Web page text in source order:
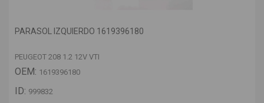
PARASOL IZQUIERDO 1619396180
PEUGEOT 208 1.2 12V VTI
OEM: 1619396180
ID: 999832